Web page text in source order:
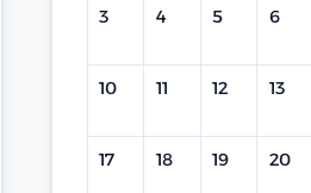
3 4 5 6
10 11 12 13
17 18 19 20